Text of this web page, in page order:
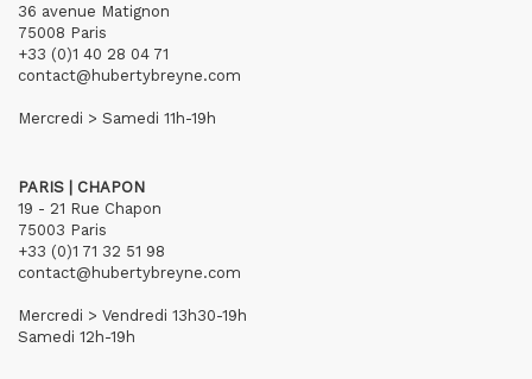
36 avenue Matignon
75008 Paris
+33 (0)1 40 28 04 71
contact@hubertybreyne.com
Mercredi > Samedi 11h-19h
PARIS | CHAPON
19 - 21 Rue Chapon
75003 Paris
+33 (0)1 71 32 51 98
contact@hubertybreyne.com
Mercredi > Vendredi 13h30-19h
Samedi 12h-19h